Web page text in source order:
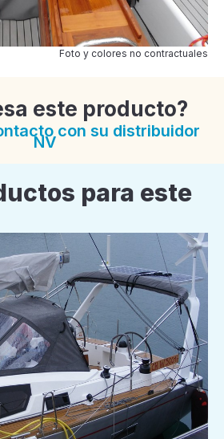
Foto y colores no contractuales
este producto?
con su distribuidor
NV
para este